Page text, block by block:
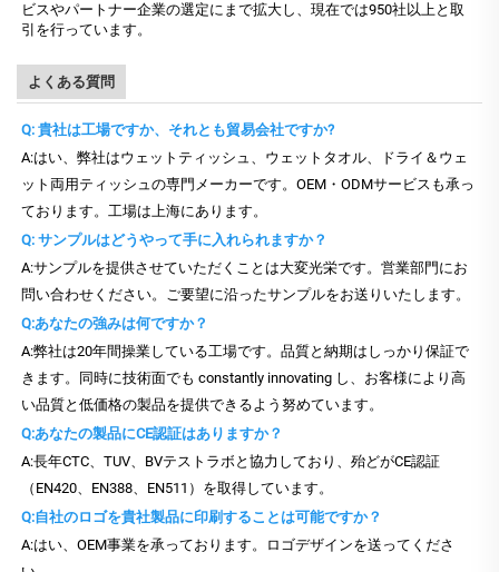
ビスやパートナー企業の選定にまで拡大し、現在では950社以上と取
引を行っています。
よくある質問
Q: 貴社は工場ですか、それとも貿易会社ですか?
A:はい、弊社はウェットティッシュ、ウェットタオル、ドライ＆ウェ
ット両用ティッシュの専門メーカーです。OEM・ODMサービスも承っ
ております。工場は上海にあります。
Q: サンプルはどうやって手に入れられますか？
A:サンプルを提供させていただくことは大変光栄です。営業部門にお
問い合わせください。ご要望に沿ったサンプルをお送りいたします。
Q:あなたの強みは何ですか？
A:弊社は20年間操業している工場です。品質と納期はしっかり保証で
きます。同時に技術面でも constantly innovating し、お客様により高
い品質と低価格の製品を提供できるよう努めています。
Q:あなたの製品にCE認証はありますか？
A:長年CTC、TUV、BVテストラボと協力しており、殆どがCE認証
（EN420、EN388、EN511）を取得しています。
Q:自社のロゴを貴社製品に印刷することは可能ですか？
A:はい、OEM事業を承っております。ロゴデザインを送ってくださ